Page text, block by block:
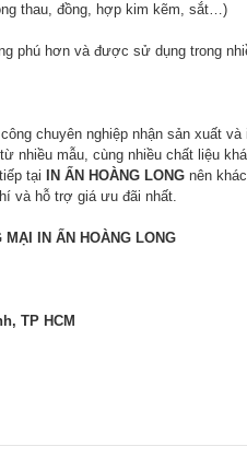
thau, đồng, hợp kim kẽm, sắt…)
phú hơn và được sử dụng trong
chuyên nghiệp nhận sản xuất và
nhiều mẫu, cùng nhiều chất liệu
tại
IN ẤN HOÀNG LONGnên
và hỗ trợ giá ưu đãi nhất.
IN ẤN HOÀNG LONG
TP HCM